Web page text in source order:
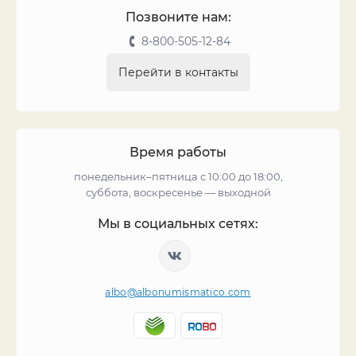
Позвоните нам:
8-800-505-12-84
Перейти в контакты
Время работы
понедельник–пятница с 10:00 до 18:00,
суббота, воскресенье — выходной
Мы в социальных сетях:
albo@albonumismatico.com